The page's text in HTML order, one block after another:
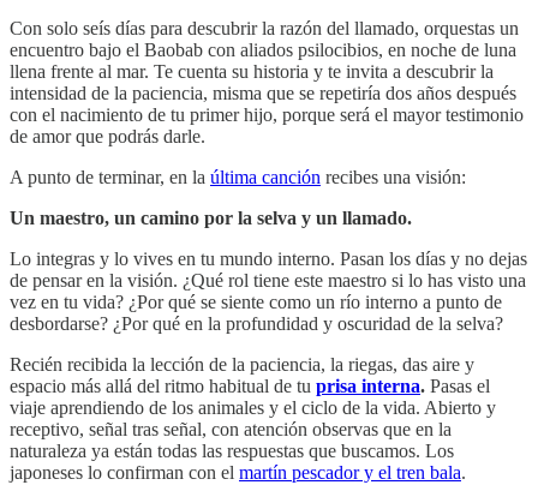
Con solo seís días para descubrir la razón del llamado, orquestas un
encuentro bajo el Baobab con aliados psilocibios, en noche de luna
llena frente al mar. Te cuenta su historia y te invita a descubrir la
intensidad de la paciencia, misma que se repetiría dos años después
con el nacimiento de tu primer hijo, porque será el mayor testimonio
de amor que podrás darle.
A punto de terminar, en la última canción recibes una visión:
Un maestro, un camino por la selva y un llamado.
Lo integras y lo vives en tu mundo interno. Pasan los días y no dejas
de pensar en la visión. ¿Qué rol tiene este maestro si lo has visto una
vez en tu vida? ¿Por qué se siente como un río interno a punto de
desbordarse? ¿Por qué en la profundidad y oscuridad de la selva?
Recién recibida la lección de la paciencia, la riegas, das aire y
espacio más allá del ritmo habitual de tu prisa interna. Pasas el
viaje aprendiendo de los animales y el ciclo de la vida. Abierto y
receptivo, señal tras señal, con atención observas que en la
naturaleza ya están todas las respuestas que buscamos. Los
japoneses lo confirman con el martín pescador y el tren bala.